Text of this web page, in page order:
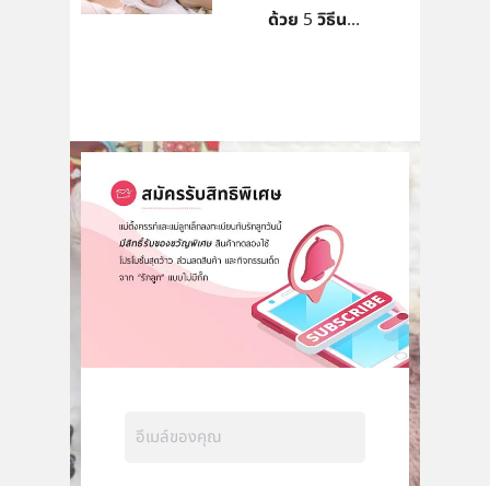
ด้วย 5 วิธีน...